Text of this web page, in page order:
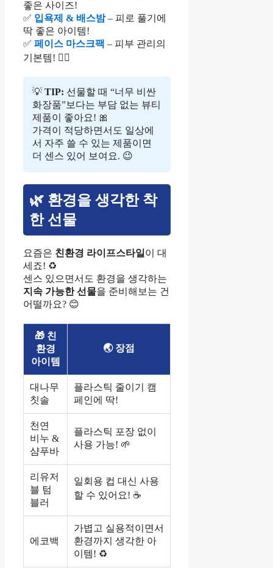
좋은 사이즈!
✅ 입욕제 & 배스밤– 피로 풀기에
딱 좋은 아이템!
✅ 페이스 마스크팩 – 피부 관리의
기본템! 🧖‍♀️
💡 TIP: 선물할 때 “너무 비싼
화장품”보다는 부담 없는 뷰티
제품이 좋아요! 🎀
가격이 적당하면서도 일상에
서 자주 쓸 수 있는 제품이면
더 센스 있어 보여요. 😉
🌿 환경을 생각한 착
한 선물
요즘은 친환경 라이프스타일이 대
세죠! ♻️
센스 있으면서도 환경을 생각하는
지속 가능한 선물을 준비해보는 건
어떨까요? 😊
🎁 친
환경
아이템
🌏 장점
대나무
칫솔
플라스틱 줄이기 캠
페인에 딱!
천연
비누 &
샴푸바
플라스틱 포장 없이
사용 가능! 🌱
리유저
블 텀
블러
일회용 컵 대신 사용
할 수 있어요! ☕
에코백
가볍고 실용적이면서
환경까지 생각한 아
이템! ♻️